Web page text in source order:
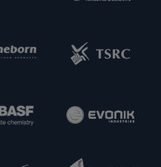
und unseres
Lieferpartner
Sie gern Kontakt zu uns